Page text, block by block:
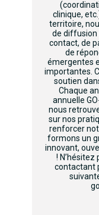
clinique,
territoire,
de diffusion
contact, de
de
émergentes
importantes.
soutien
Chaque
annuelle
nous
sur nos
renforcer
formons un
innovant,
! N’hésitez
contactant